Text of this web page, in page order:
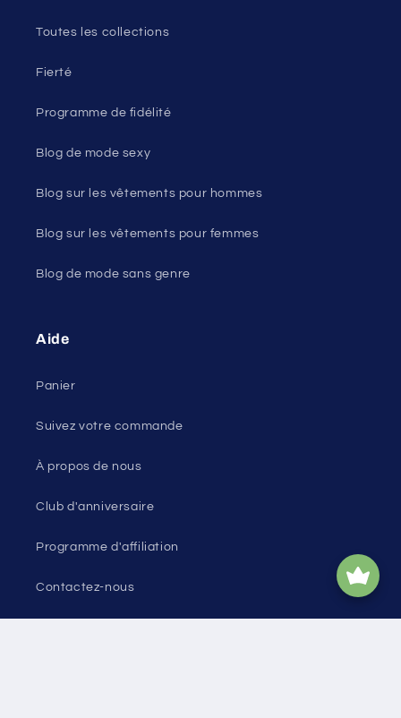
Toutes les collections
Fierté
Programme de fidélité
Blog de mode sexy
Blog sur les vêtements pour hommes
Blog sur les vêtements pour femmes
Blog de mode sans genre
Aide
Panier
Suivez votre commande
À propos de nous
Club d'anniversaire
Programme d'affiliation
Contactez-nous